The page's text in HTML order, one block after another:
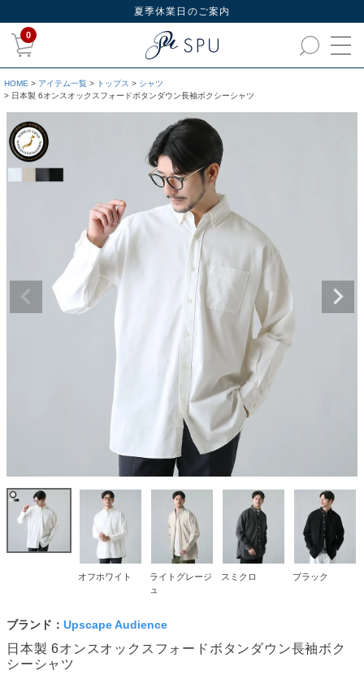
夏季休業日のご案内
0
HOME アイテム一覧 トップス
シャツ
日本製 6オンスオックスフォードボタンダウン長袖ボクシーシャツ
オフホワイト
ライトグレージ
ュ
スミクロ ブラック
ブランド： Upscape Audience
日本製 6オンスオックスフォードボタンダウン長袖ボク
シーシャツ